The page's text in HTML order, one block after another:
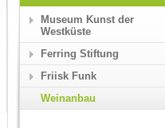
Museum Kunst der
Westküste
Ferring Stiftung
Friisk Funk
Weinanbau